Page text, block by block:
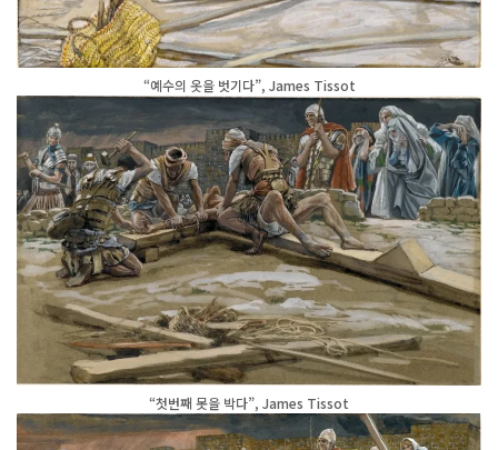
“예수의 옷을 벗기다”, James Tissot
“첫번째 못을 박다”, James Tissot